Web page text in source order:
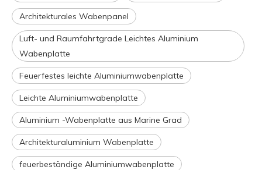
Architekturales Wabenpanel
Luft- und Raumfahrtgrade Leichtes Aluminium
Wabenplatte
Feuerfestes leichte Aluminiumwabenplatte
Leichte Aluminiumwabenplatte
Aluminium -Wabenplatte aus Marine Grad
Architekturaluminium Wabenplatte
feuerbeständige Aluminiumwabenplatte